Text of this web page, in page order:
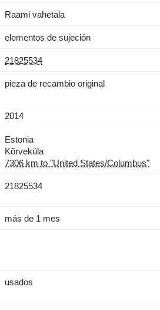
Raami vahetala
elementos de sujeción
21825534
pieza de recambio original
2014
Estonia
Kõrveküla
7306 km to "United States/Columbus"
21825534
más de 1 mes
usados